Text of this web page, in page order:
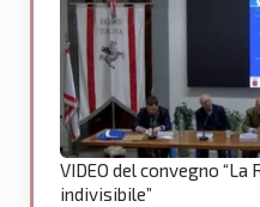
VIDEO del convegno “La
indivisibile”